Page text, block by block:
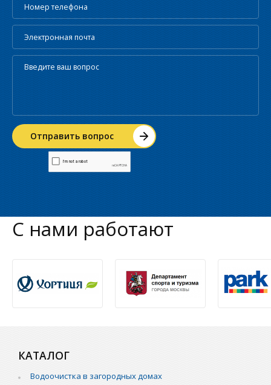
С нами работают
КАТАЛОГ
Водоочистка в загородных домах